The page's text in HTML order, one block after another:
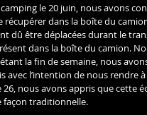
le 20 juin, nous avons
dans la boîte du
dû être déplacées durant le
dans la boîte du camion.
la fin de semaine, nous
l’intention de nous rendre à
26, nous avons appris que cette
façon traditionnelle.